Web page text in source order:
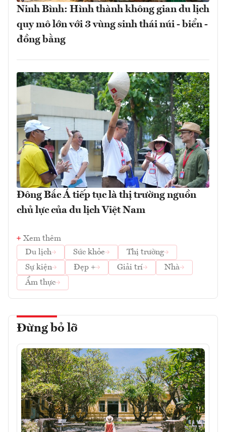
Ninh Bình: Hình thành không gian du lịch
quy mô lớn với 3 vùng sinh thái núi - biển -
đồng bằng
Đông Bắc Á tiếp tục là thị trường nguồn
chủ lực của du lịch Việt Nam
Xem thêm
Du lịch
Sức khỏe
Thị trường
Sự kiện
Đẹp + Giải trí
Nhà
Ẩm thực
Đừng bỏ lỡ